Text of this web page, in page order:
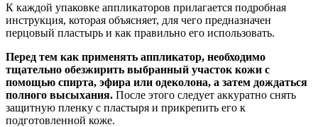
К каждой упаковке аппликаторов прилагается подробная
инструкция, которая объясняет, для чего предназначен
перцовый пластырь и как правильно его использовать.
Перед тем как применять аппликатор, необходимо
тщательно обезжирить выбранный участок кожи с
помощью спирта, эфира или одеколона, а затем дождаться
полного высыхания. После этого следует аккуратно снять
защитную пленку с пластыря и прикрепить его к
подготовленной коже.